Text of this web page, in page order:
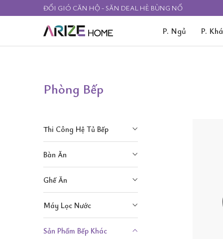
ĐỔI GIÓ CĂN HỘ - SĂN DEAL HÈ BÙNG NỔ
P. Ngủ P.
Phòng Bếp
Thi Công Hệ Tủ Bếp
Bàn Ăn
Ghế Ăn
Máy Lọc Nước
Sản Phẩm Bếp Khác